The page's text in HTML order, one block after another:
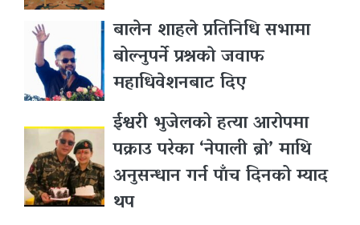
बालेन शाहले प्रतिनिधि सभामा
बोल्नुपर्ने प्रश्नकाे जवाफ
महाधिवेशनबाट दिए
ईश्वरी भुजेलको हत्या आरोपमा
पक्राउ परेका ‘नेपाली ब्रो’ माथि
अनुसन्धान गर्न पाँच दिनको म्याद
थप